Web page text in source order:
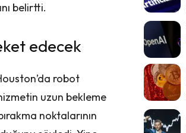
belirtti.
edecek
robot
uzun bekleme
noktalarının